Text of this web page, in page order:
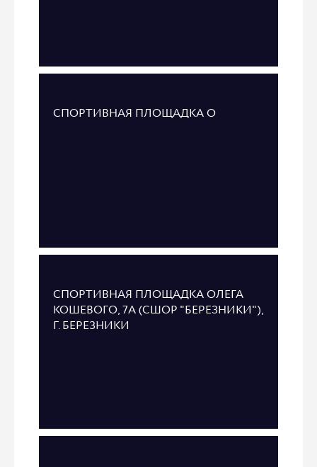
СПОРТИВНАЯ ПЛОЩАДКА О
СПОРТИВНАЯ ПЛОЩАДКА ОЛЕГА
КОШЕВОГО, 7А (СШОР "БЕРЕЗНИКИ"),
Г. БЕРЕЗНИКИ